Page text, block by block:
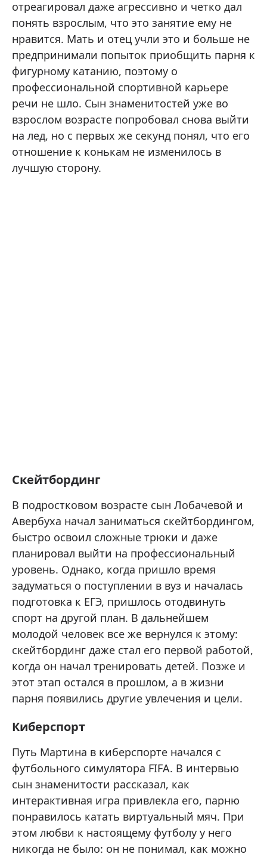
отреагировал даже агрессивно и четко дал
понять взрослым, что это занятие ему не
нравится. Мать и отец учли это и больше не
предпринимали попыток приобщить парня к
фигурному катанию, поэтому о
профессиональной спортивной карьере
речи не шло. Сын знаменитостей уже во
взрослом возрасте попробовал снова выйти
на лед, но с первых же секунд понял, что его
отношение к конькам не изменилось в
лучшую сторону.
Скейтбординг
В подростковом возрасте сын Лобачевой и
Авербуха начал заниматься скейтбордингом,
быстро освоил сложные трюки и даже
планировал выйти на профессиональный
уровень. Однако, когда пришло время
задуматься о поступлении в вуз и началась
подготовка к ЕГЭ, пришлось отодвинуть
спорт на другой план. В дальнейшем
молодой человек все же вернулся к этому:
скейтбординг даже стал его первой работой,
когда он начал тренировать детей. Позже и
этот этап остался в прошлом, а в жизни
парня появились другие увлечения и цели.
Киберспорт
Путь Мартина в киберспорте начался с
футбольного симулятора FIFA. В интервью
сын знаменитости рассказал, как
интерактивная игра привлекла его, парню
понравилось катать виртуальный мяч. При
этом любви к настоящему футболу у него
никогда не было: он не понимал, как можно